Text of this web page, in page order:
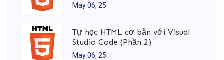
May 06, 25
Tự học HTML cơ bản với Visual
Studio Code (Phần 2)
May 06, 25